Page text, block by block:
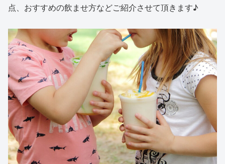
点、おすすめの飲ませ方などご紹介させて頂きます♪